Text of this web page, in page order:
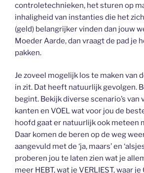
controletechnieken, het sturen op
inhaligheid van instanties die het
(geld) belangrijker vinden dan jouw
Moeder Aarde, dan vraagt de pad je
pakken.
Je zoveel mogelijk los te maken van
in zit. Dat heeft natuurlijk gevolgen.
begint. Bekijk diverse scenario’s van
kanten en VOEL wat voor jou de
hoofd gaat er natuurlijk ook meteen
Daar komen de beren op de weg
aangevuld met de ‘ja, maars’ en
proberen jou te laten zien wat je
meer HEBT, wat je VERLIEST, waar